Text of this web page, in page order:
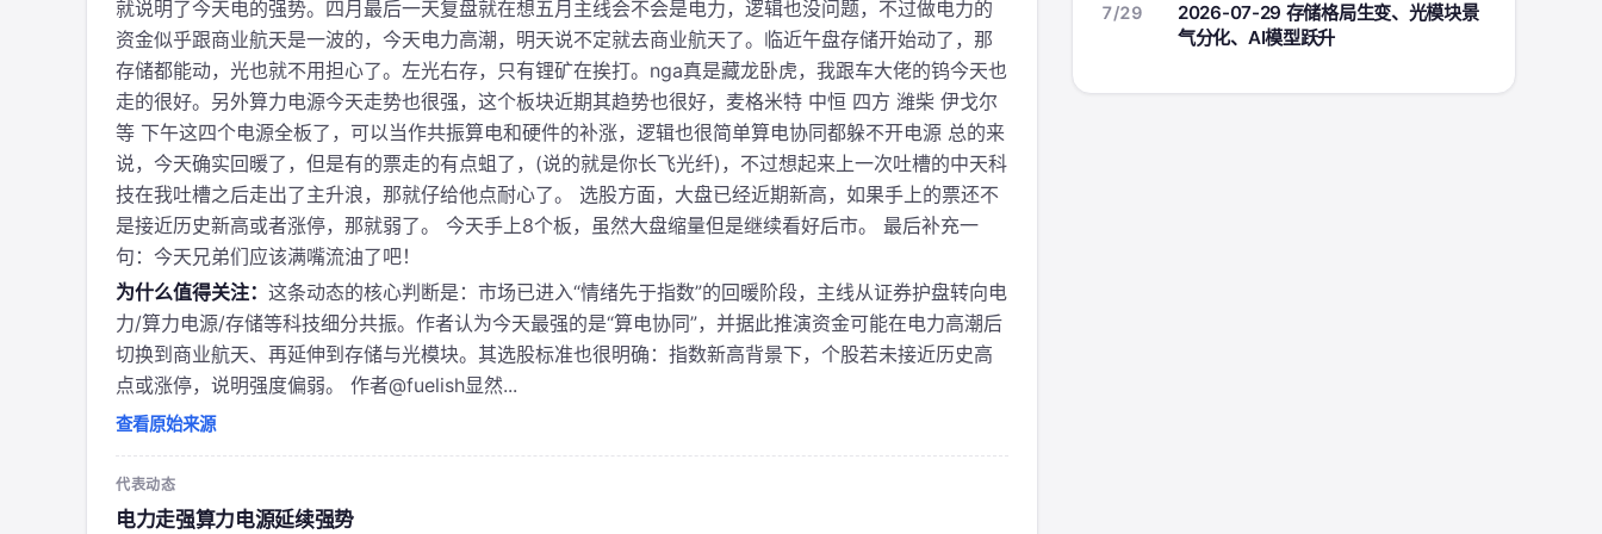
就说明了今天电的强势。四月最后一天复盘就在想五月主线会不会是电力，逻辑也没问题，不过做电力的
资金似乎跟商业航天是一波的，今天电力高潮，明天说不定就去商业航天了。临近午盘存储开始动了，那
存储都能动，光也就不用担心了。左光右存，只有锂矿在挨打。nga真是藏龙卧虎，我跟车大佬的钨今天也
走的很好。另外算力电源今天走势也很强，这个板块近期其趋势也很好，麦格米特 中恒 四方 潍柴 伊戈尔
等 下午这四个电源全板了，可以当作共振算电和硬件的补涨，逻辑也很简单算电协同都躲不开电源 总的来
说，今天确实回暖了，但是有的票走的有点蛆了，(说的就是你长飞光纤)，不过想起来上一次吐槽的中天科
技在我吐槽之后走出了主升浪，那就仔给他点耐心了。 选股方面，大盘已经近期新高，如果手上的票还不
是接近历史新高或者涨停，那就弱了。 今天手上8个板，虽然大盘缩量但是继续看好后市。 最后补充一
句：今天兄弟们应该满嘴流油了吧！
为什么值得关注： 这条动态的核心判断是：市场已进入“情绪先于指数”的回暖阶段，主线从证券护盘转向电
力/算力电源/存储等科技细分共振。作者认为今天最强的是“算电协同”，并据此推演资金可能在电力高潮后
切换到商业航天、再延伸到存储与光模块。其选股标准也很明确：指数新高背景下，个股若未接近历史高
点或涨停，说明强度偏弱。 作者@fuelish显然...
查看原始来源
代表动态
电力走强算力电源延续强势
7/29
2026-07-29 存储格局生变、光模块景
气分化、AI模型跃升